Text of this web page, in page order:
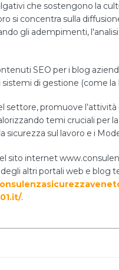
che sostengono la
si concentra sulla
gli adempimenti,
SEO per i blog
di gestione (come la
settore, promuove
temi cruciali per
sicurezza sul lavoro e i
sito internet
altri portali web e blog
.